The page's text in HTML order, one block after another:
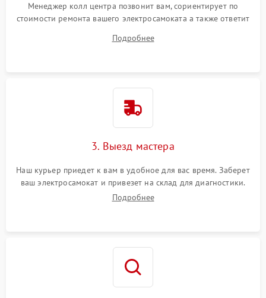
Менеджер колл центра позвонит вам, сориентирует по
стоимости ремонта вашего электросамоката а также ответит
Подробнее
3. Выезд мастера
Наш курьер приедет к вам в удобное для вас время. Заберет
ваш электросамокат и привезет на склад для диагностики.
Подробнее